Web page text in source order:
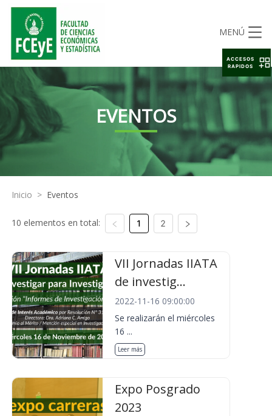
MENÚ
EVENTOS
Inicio > Eventos
10 elementos en total: 1 2
VII Jornadas IIATA
de investig...
2022-11-16 09:00:00
Se realizarán el miércoles
16 ...
Leer más
Expo Posgrado
2023
ACCESOS
RAPIDOS